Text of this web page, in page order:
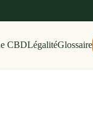
CBDLégalitéGlossaire